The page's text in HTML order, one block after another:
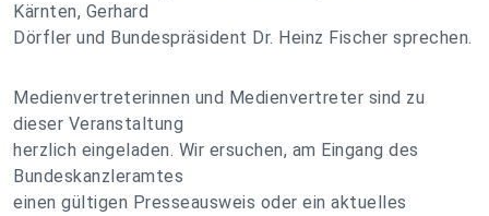
Kärnten, Gerhard
Dörfler und Bundespräsident Dr. Heinz Fischer sprechen.
Medienvertreterinnen und Medienvertreter sind zu
dieser Veranstaltung
herzlich eingeladen. Wir ersuchen, am Eingang des
Bundeskanzleramtes
einen gültigen Presseausweis oder ein aktuelles